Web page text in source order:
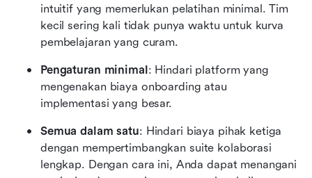
intuitif yang memerlukan pelatihan minimal. Tim
kecil sering kali tidak punya waktu untuk kurva
pembelajaran yang curam.
Pengaturan minimal : Hindari platform yang
mengenakan biaya onboarding atau
implementasi yang besar.
Semua dalam satu: Hindari biaya pihak ketiga
dengan mempertimbangkan suite kolaborasi
lengkap. Dengan cara ini, Anda dapat menangani